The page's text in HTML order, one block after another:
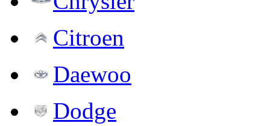
Citroen
Daewoo
Dodge